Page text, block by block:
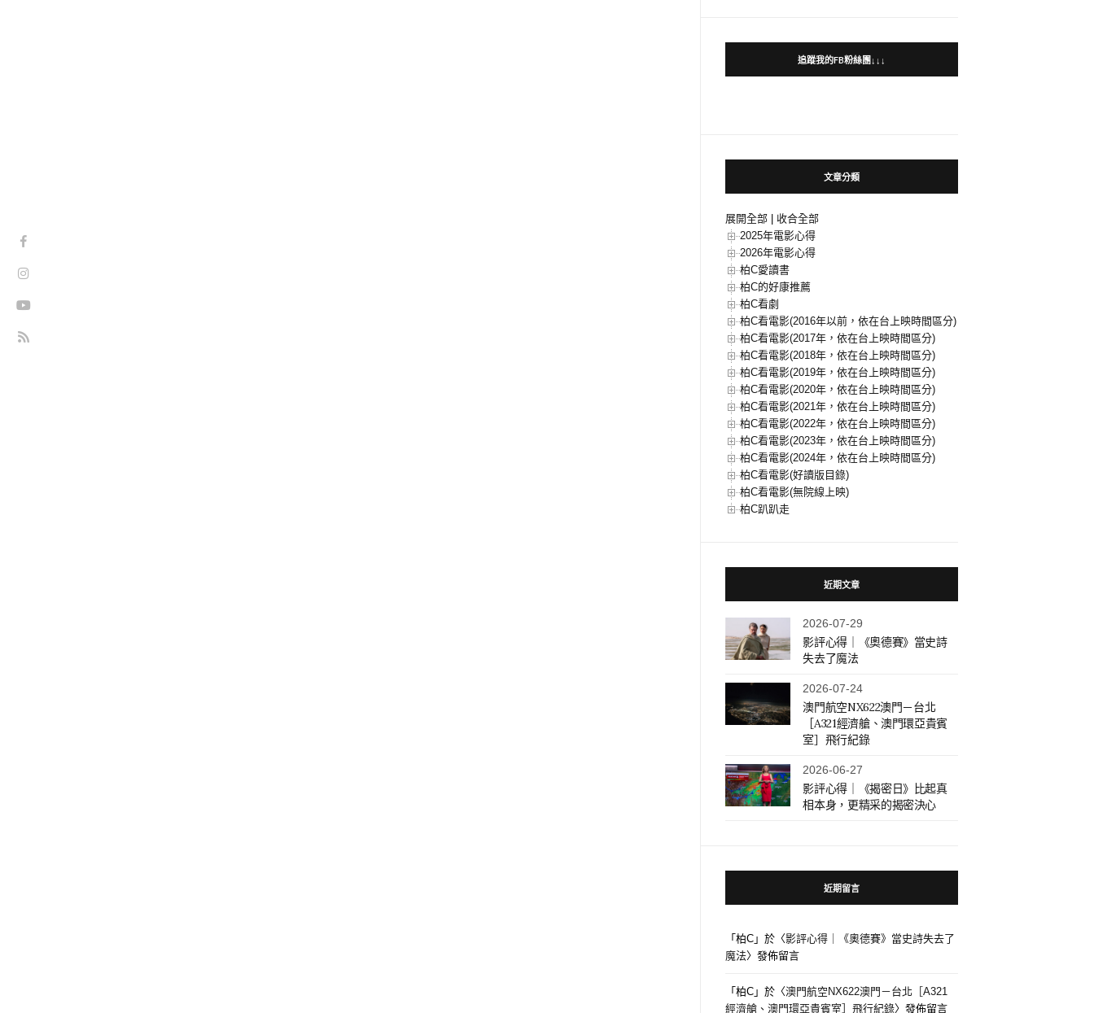
追蹤我的FB粉絲團↓↓↓
文章分類
展開全部
收合全部
2025年電影心得
2026年電影心得
柏C愛讀書
柏C的好康推薦
柏C看劇
柏C看電影(2016年以前，依在台上映時間區分)
柏C看電影(2017年，依在台上映時間區分)
柏C看電影(2018年，依在台上映時間區分)
柏C看電影(2019年，依在台上映時間區分)
柏C看電影(2020年，依在台上映時間區分)
柏C看電影(2021年，依在台上映時間區分)
柏C看電影(2022年，依在台上映時間區分)
柏C看電影(2023年，依在台上映時間區分)
柏C看電影(2024年，依在台上映時間區分)
柏C看電影(好讀版目錄)
柏C看電影(無院線上映)
柏C趴趴走
近期文章
2026-07-29
影評心得｜《奧德賽》當史詩
失去了魔法
2026-07-24
澳門航空NX622澳門－台北
［A321經濟艙、澳門環亞貴賓
室］飛行紀錄
2026-06-27
影評心得｜《揭密日》比起真
相本身，更精采的揭密決心
近期留言
「柏C 」於〈影評心得｜《奧德賽》當史詩失去了
魔法〉發佈留言
「柏C 」於〈澳門航空NX622澳門－台北［A321
經濟艙、澳門環亞貴賓室］飛行紀錄〉發佈留言